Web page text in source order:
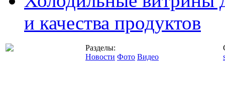
и качества продуктов
Разделы:
Новости Фото Видео